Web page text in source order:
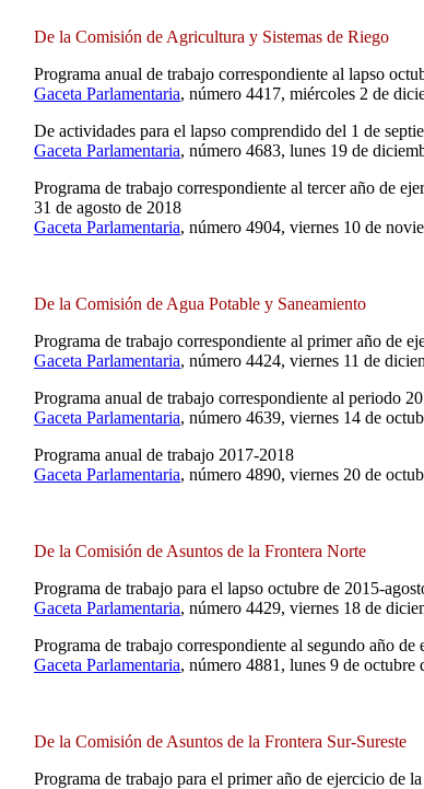
De la Comisión de Agricultura y Sistemas de Riego
Programa anual de trabajo correspondiente al lapso
Gaceta Parlamentaria, número 4417, miércoles 2 de
De actividades para el lapso comprendido del 1 de
Gaceta Parlamentaria, número 4683, lunes 19 de
Programa de trabajo correspondiente al tercer año de
31 de agosto de 2018
Gaceta Parlamentaria, número 4904, viernes 10 de
De la Comisión de Agua Potable y Saneamiento
Programa de trabajo correspondiente al primer año de
Gaceta Parlamentaria, número 4424, viernes 11 de
Programa anual de trabajo correspondiente al periodo
Gaceta Parlamentaria, número 4639, viernes 14 de
Programa anual de trabajo 2017-2018
Gaceta Parlamentaria, número 4890, viernes 20 de
De la Comisión de Asuntos de la Frontera Norte
Programa de trabajo para el lapso octubre de 2015-
Gaceta Parlamentaria, número 4429, viernes 18 de
Programa de trabajo correspondiente al segundo año
Gaceta Parlamentaria, número 4881, lunes 9 de octubre
De la Comisión de Asuntos de la Frontera Sur-Sureste
Programa de trabajo para el primer año de ejercicio de